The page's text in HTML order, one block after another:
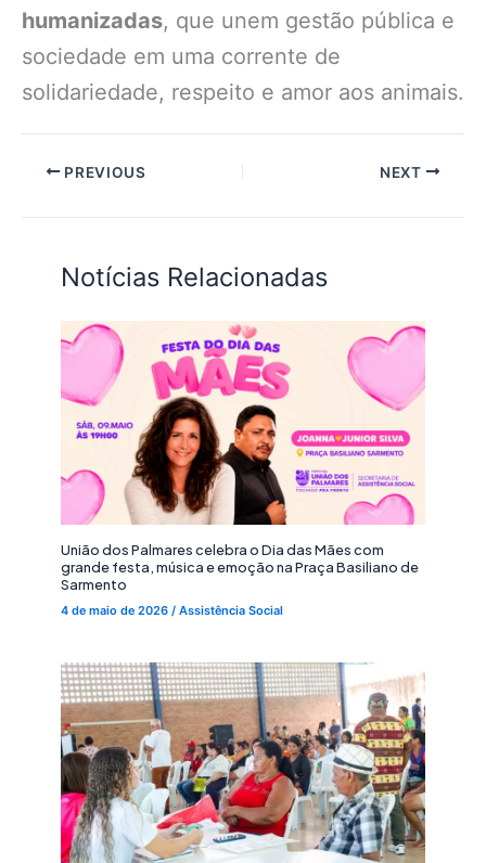
humanizadas, que unem gestão pública e
sociedade em uma corrente de
solidariedade, respeito e amor aos animais.
PREVIOUS NEXT
Notícias Relacionadas
União dos Palmares celebra o Dia das Mães com
grande festa, música e emoção na Praça Basiliano de
Sarmento
4 de maio de 2026/Assistência Social